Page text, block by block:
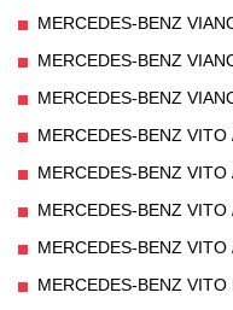
MERCEDES-BENZ
MERCEDES-BENZ
MERCEDES-BENZ
MERCEDES-BENZ
MERCEDES-BENZ
MERCEDES-BENZ
MERCEDES-BENZ
MERCEDES-BENZ